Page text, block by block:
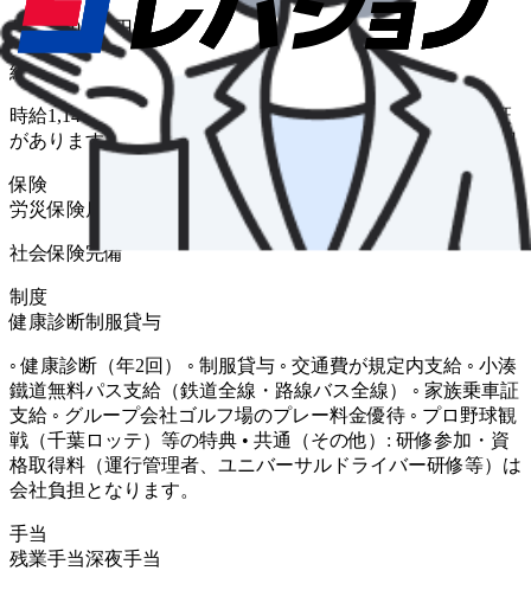
月給 250,000円〜
給与補足
時給1,140円＋各種手当 ※入社後3カ月間は日給1万円の保証
があります ◇平均月収 ・昼日勤 25万円 ・夜日勤 40万円
保険
労災保険雇用保険 健康保険厚生年金
社会保険完備
制度
健康診断制服貸与
◦ 健康診断（年2回） ◦ 制服貸与 ◦ 交通費が規定内支給 ◦ 小湊
鐵道無料パス支給（鉄道全線・路線バス全線） ◦ 家族乗車証
支給 ◦ グループ会社ゴルフ場のプレー料金優待 ◦ プロ野球観
戦（千葉ロッテ）等の特典 • 共通（その他）: 研修参加・資
格取得料（運行管理者、ユニバーサルドライバー研修等）は
会社負担となります。
手当
残業手当深夜手当